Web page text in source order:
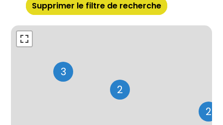
Supprimer le filtre de recherche
2
3
2